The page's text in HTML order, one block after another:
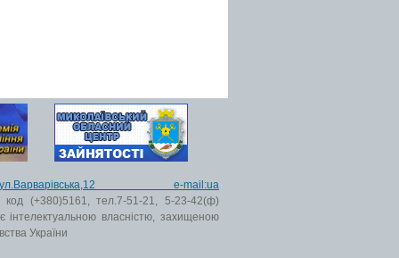
e-mail:ua
код (+380)5161, тел.7-51-21, 5-23-42(ф)
інтелектуальною власністю, захищеною
України